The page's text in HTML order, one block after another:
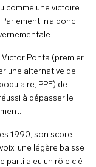
comme une victoire.
n’a donc
Victor Ponta (premier
une alternative de
PPE) de
à dépasser le
1990, son score
une légère baisse
parti a eu un rôle clé